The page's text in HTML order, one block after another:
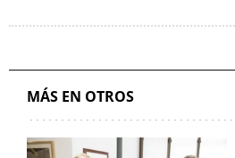
MÁS EN OTROS